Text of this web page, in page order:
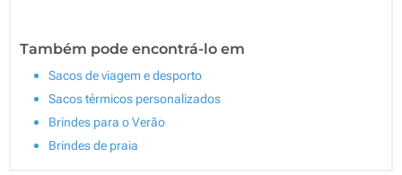
Também pode encontrá-lo em
Sacos de viagem e desporto
Sacos térmicos personalizados
Brindes para o Verão
Brindes de praia